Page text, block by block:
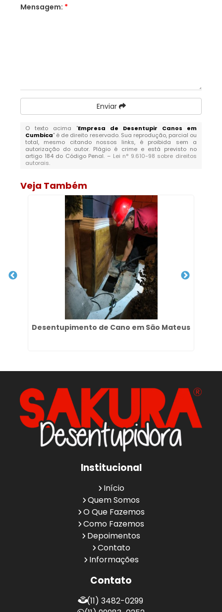
Mensagem: *
Enviar
O texto acima "Empresa de Desentupir Canos em
Cumbica" é de direito reservado. Sua reprodução, parcial ou
total, mesmo citando nossos links, é proibida sem a
autorização do autor. Plágio é crime e está previsto no
artigo 184 do Código Penal. – Lei n° 9.610-98 sobre direitos
autorais.
Veja Também
Desentupimento de Cano em São Mateus
Institucional
Início
Quem Somos
O Que Fazemos
Como Fazemos
Depoimentos
Contato
Informações
Contato
(11) 3482-0299